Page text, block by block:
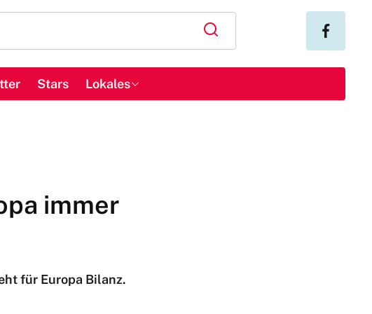
Stars Lokales
immer
für Europa Bilanz.